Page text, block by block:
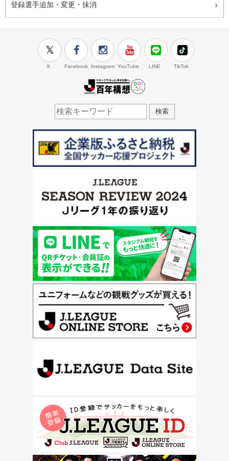
登録選手追加・変更・抹消
X Facebook Instagram YouTube LINE TikTok
検索